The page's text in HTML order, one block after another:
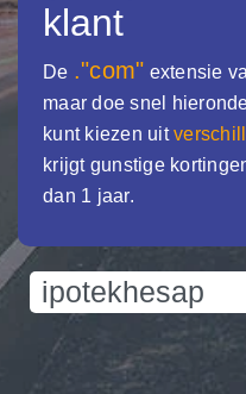
klant
De ."com" extensie
maar doe snel
kunt kiezen uit
krijgt gunstige
dan 1 jaar.